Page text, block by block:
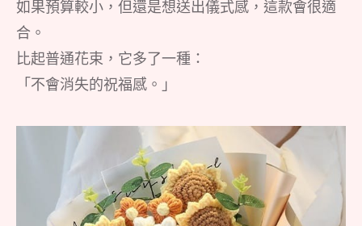
如果預算較小，但還是想送出儀式感，這款會很適
合。
比起普通花束，它多了一種：
「不會消失的祝福感。」